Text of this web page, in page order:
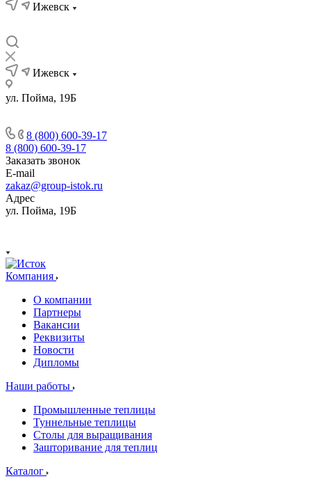
Ижевск
Ижевск
ул. Пойма, 19Б
8 (800) 600-39-17
8 (800) 600-39-17
Заказать звонок
E-mail
zakaz@group-istok.ru
Адрес
ул. Пойма, 19Б
Компания
О компании
Партнеры
Вакансии
Реквизиты
Новости
Дипломы
Наши работы
Промышленные теплицы
Туннельные теплицы
Столы для выращивания
Зашторивание для теплиц
Каталог